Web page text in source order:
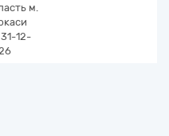
м.
12-